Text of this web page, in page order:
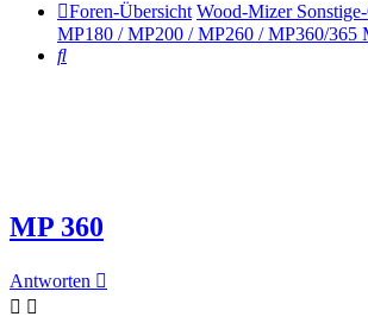
Foren-Übersicht Wood-Mizer
MP180 / MP200 / MP260 / MP360/365
Suche
MP 360
Antworten